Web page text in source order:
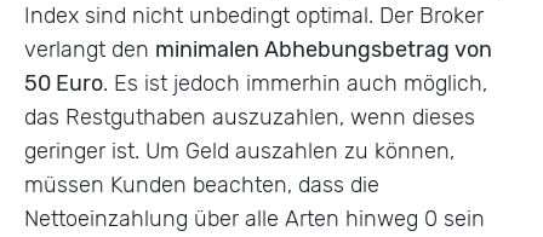
Index sind nicht unbedingt optimal. Der Broker
verlangt den minimalen Abhebungsbetrag von
50 Euro. Es ist jedoch immerhin auch möglich,
das Restguthaben auszuzahlen, wenn dieses
geringer ist. Um Geld auszahlen zu können,
müssen Kunden beachten, dass die
Nettoeinzahlung über alle Arten hinweg 0 sein